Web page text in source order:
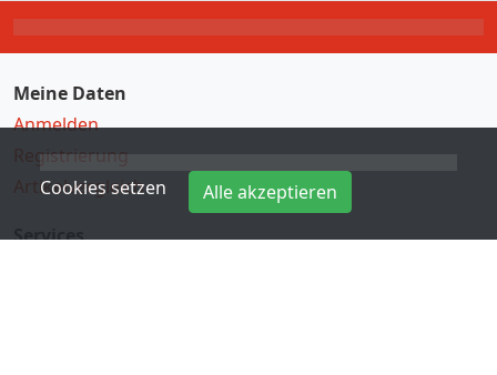
Meine Daten
Anmelden
Registrierung
Artikelvergleich
Services
Cookies setzen Alle akzeptieren